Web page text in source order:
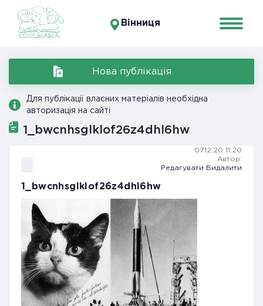
Вінниця
Нова публікація
Для публікації власних матеріалів необхідна
авторизація на сайті
1_bwcnhsglklof26z4dhl6hw
07.12.20 11:20
Автор:
Редагувати
Видалити
1_bwcnhsglklof26z4dhl6hw